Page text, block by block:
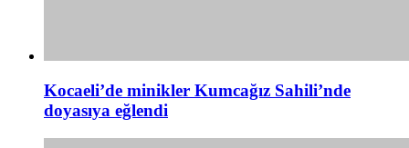
Kocaeli’de minikler Kumcağız Sahili’nde
doyasıya eğlendi